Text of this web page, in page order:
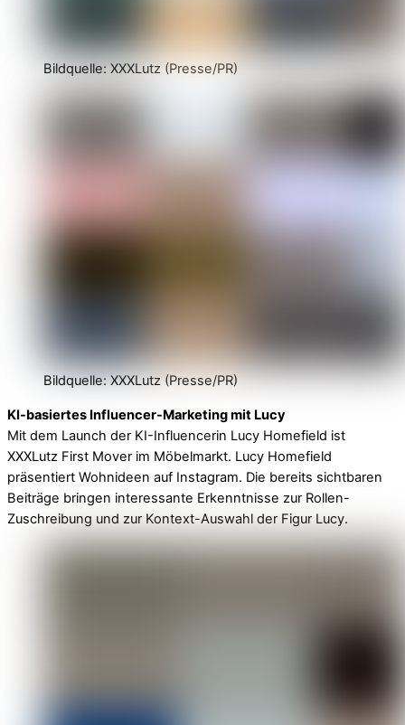
Bildquelle: XXXLutz (Presse/PR)
Bildquelle: XXXLutz (Presse/PR)
KI-basiertes Influencer-Marketing mit Lucy
Mit dem Launch der KI-Influencerin Lucy Homefield ist
XXXLutz First Mover im Möbelmarkt. Lucy Homefield
präsentiert Wohnideen auf Instagram. Die bereits sichtbaren
Beiträge bringen interessante Erkenntnisse zur Rollen-
Zuschreibung und zur Kontext-Auswahl der Figur Lucy.